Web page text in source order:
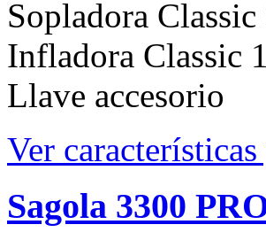
Sopladora Classic
Infladora Classic 1
Llave accesorio
Ver
Sagola 3300